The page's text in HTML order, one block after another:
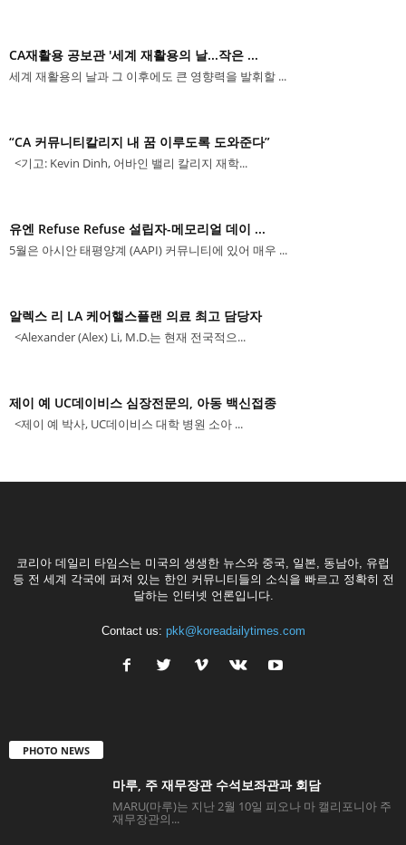
CA재활용 공보관 '세계 재활용의 날...작은 ...
세계 재활용의 날과 그 이후에도 큰 영향력을 발휘할 ...
“CA 커뮤니티칼리지 내 꿈 이루도록 도와준다”
<기고: Kevin Dinh, 어바인 밸리 칼리지 재학...
유엔 Refuse Refuse 설립자-메모리얼 데이 ...
5월은 아시안 태평양계 (AAPI) 커뮤니티에 있어 매우 ...
알렉스 리 LA 케어핼스플랜 의료 최고 담당자
<Alexander (Alex) Li, M.D.는 현재 전국적으...
제이 예 UC데이비스 심장전문의, 아동 백신접종
<제이 예 박사, UC데이비스 대학 병원 소아 ...
코리아 데일리 타임스는 미국의 생생한 뉴스와 중국, 일본, 동남아, 유럽
등 전 세계 각국에 퍼져 있는 한인 커뮤니티들의 소식을 빠르고 정확히 전
달하는 인터넷 언론입니다.
Contact us: pkk@koreadailytimes.com
PHOTO NEWS
마루, 주 재무장관 수석보좌관과 회담
MARU(마루)는 지난 2월 10일 피오나 마 캘리포니아 주
재무장관의...